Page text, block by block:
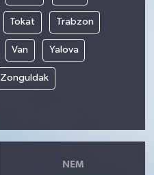
Tokat Trabzon
Van Yalova
Zonguldak
NEM